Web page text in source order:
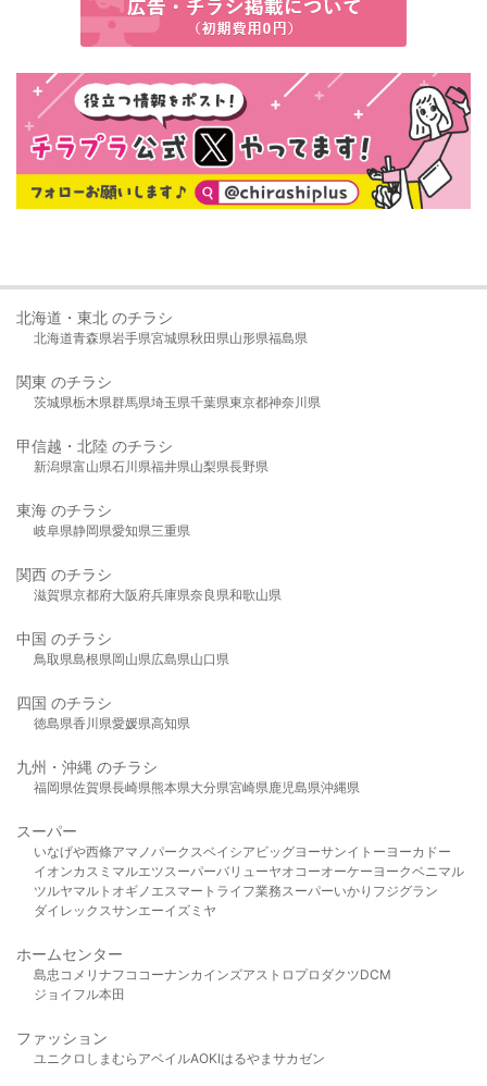
北海道・東北 のチラシ
北海道青森県岩手県宮城県秋田県山形県福島県
関東 のチラシ
茨城県栃木県群馬県埼玉県千葉県東京都神奈川県
甲信越・北陸 のチラシ
新潟県富山県石川県福井県山梨県長野県
東海 のチラシ
岐阜県静岡県愛知県三重県
関西 のチラシ
滋賀県京都府大阪府兵庫県奈良県和歌山県
中国 のチラシ
鳥取県島根県岡山県広島県山口県
四国 のチラシ
徳島県香川県愛媛県高知県
九州・沖縄 のチラシ
福岡県佐賀県長崎県熊本県大分県宮崎県鹿児島県沖縄県
スーパー
いなげや西條アマノパークスベイシア ビッグヨーサンイトーヨーカドー
イオンカスミ マルエツスーパーバリューヤオコーオーケー ヨークベニマル
ツルヤマルト オギノ エスマート ライフ業務スーパーいかり フジグラン
ダイレックスサンエーイズミヤ
ホームセンター
島忠 コメリ ナフコ コーナンカインズアストロプロダクツDCM
ジョイフル本田
ファッション
ユニクロ しまむら アベイルAOKIはるやま サカゼン